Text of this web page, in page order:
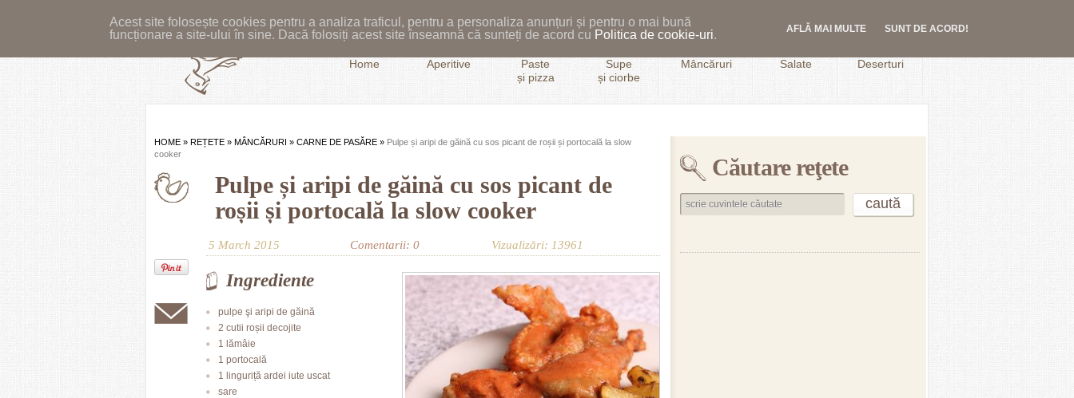
Acest site folosește cookies pentru a analiza traficul, pentru a personaliza anunțuri și pentru o mai bună
funcționare a site-ului în sine. Dacă folosiți acest site înseamnă că sunteți de acord cu Politica de cookie-uri. AFLĂ MAI MULTE SUNT DE ACORD!
Home Aperitive
Paste
și pizza
Supe
și ciorbe
Mâncăruri Salate Deserturi
HOME » REȚETE » MÂNCĂRURI » CARNE DE PASĂRE » Pulpe și aripi de găină cu sos picant de roșii și portocală la slow
cooker
Pulpe și aripi de găină cu sos picant de
roșii și portocală la slow cooker
5 March 2015 Comentarii: 0 Vizualizări: 13961
Ingrediente
pulpe şi aripi de găină
2 cutii roșii decojite
1 lămâie
1 portocală
1 linguriță ardei iute uscat
sare
Căutare reţete